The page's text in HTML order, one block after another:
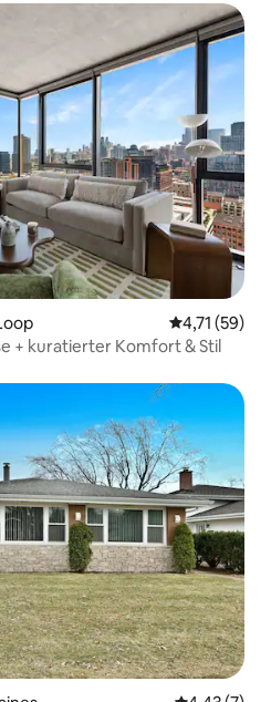
4,71 (59)
+ kuratierter Komfort & Stil